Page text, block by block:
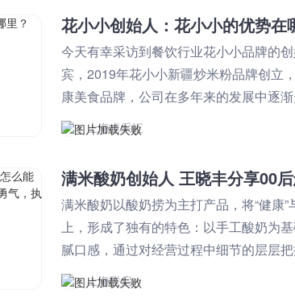
花小小创始人：花小小的优势在
今天有幸采访到餐饮行业花小小品牌的
宾，2019年花小小新疆炒米粉品牌创立
康美食品牌，公司在多年来的发展中逐
者的一致认可，在餐饮行业中掀起火热
上海卓采汇
满米酸奶以酸奶捞为主打产品，将“健康
上，形成了独有的特色：以手工酸奶为
腻口感，通过对经营过程中细节的层层
上海联启